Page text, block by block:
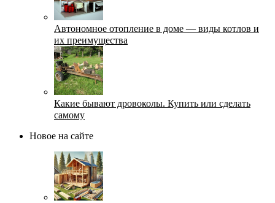
Автономное отопление в доме — виды котлов и
их преимущества
Какие бывают дровоколы. Купить или сделать
самому
Новое на сайте